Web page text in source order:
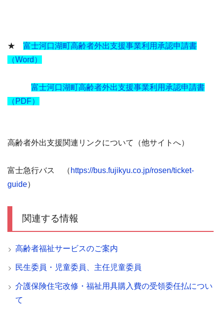
★ 富士河口湖町高齢者外出支援事業利用承認申請書
（Word）
富士河口湖町高齢者外出支援事業利用承認申請書
（PDF）
高齢者外出支援関連リンクについて（他サイトへ）
富士急行バス （ https://bus.fujikyu.co.jp/rosen/ticket-
guide）
関連する情報
高齢者福祉サービスのご案内
民生委員・児童委員、主任児童委員
介護保険住宅改修・福祉用具購入費の受領委任払につい
て